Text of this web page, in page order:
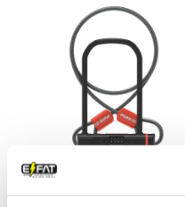
U-Lukko numerokoodilla
+ 10mm vaijeri Zefal